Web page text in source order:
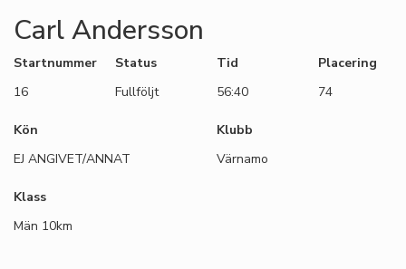
Carl Andersson
Startnummer
16
Status
Fullföljt
Tid
56:40
Placering
74
Kön
EJ ANGIVET/ANNAT
Klubb
Värnamo
Klass
Män 10km